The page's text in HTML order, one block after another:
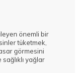
önemli bir
tüketmek,
görmesini
yağlar